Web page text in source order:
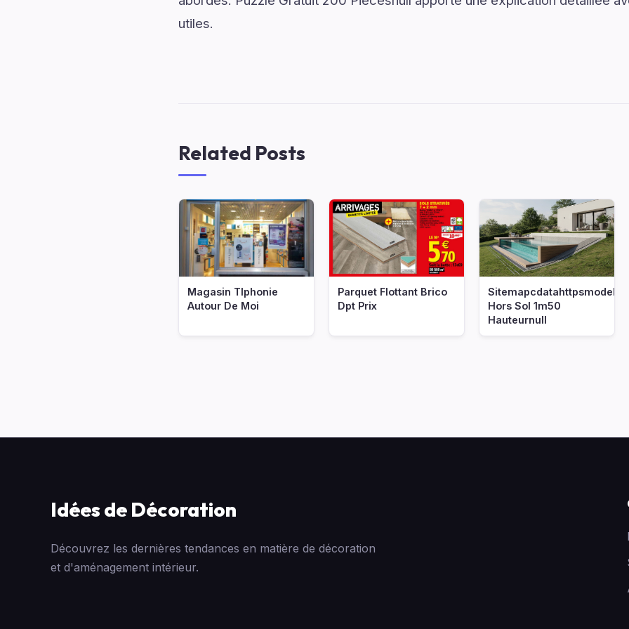
utiles.
Related Posts
Magasin Tlphonie
Autour De Moi
Parquet Flottant Brico
Dpt Prix
Hors Sol 1m50
Hauteurnull
Idées de Décoration
Découvrez les dernières tendances en matière de décoration
et d'aménagement intérieur.